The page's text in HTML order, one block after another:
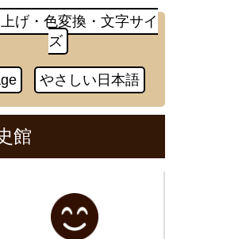
げ・色変換・文字サイ
ズ
やさしい日本語
館